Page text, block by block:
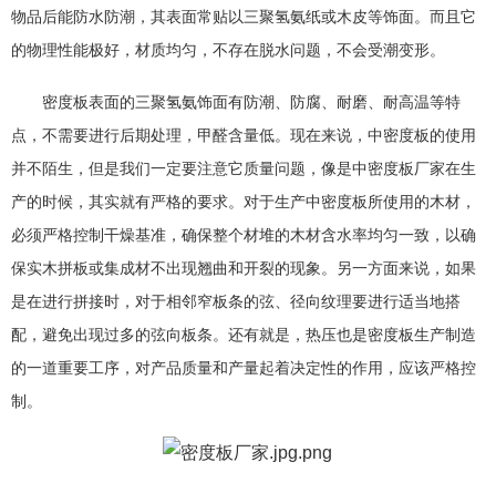
物品后能防水防潮，其表面常贴以三聚氢氨纸或木皮等饰面。而且它
的物理性能极好，材质均匀，不存在脱水问题，不会受潮变形。
密度板表面的三聚氢氨饰面有防潮、防腐、耐磨、耐高温等特
点，不需要进行后期处理，甲醛含量低。现在来说，中密度板的使用
并不陌生，但是我们一定要注意它质量问题，像是中密度板厂家在生
产的时候，其实就有严格的要求。对于生产中密度板所使用的木材，
必须严格控制干燥基准，确保整个材堆的木材含水率均匀一致，以确
保实木拼板或集成材不出现翘曲和开裂的现象。另一方面来说，如果
是在进行拼接时，对于相邻窄板条的弦、径向纹理要进行适当地搭
配，避免出现过多的弦向板条。还有就是，热压也是密度板生产制造
的一道重要工序，对产品质量和产量起着决定性的作用，应该严格控
制。